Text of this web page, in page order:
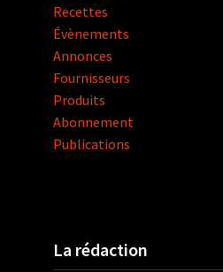
Recettes
Évènements
Annonces
Fournisseurs
Produits
Abonnement
Publications
La rédaction